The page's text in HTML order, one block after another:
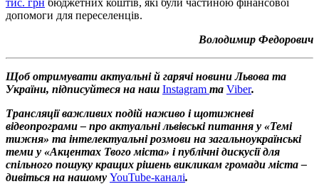
допомоги для переселенців.
Володимир Федорович
Щоб отримувати актуальні й гарячі новини Львова та
України, підписуйтеся на наш Instagram та Viber.
Трансляції важливих подій наживо і щотижневі
відеопрограми – про актуальні львівські питання у «Темі
тижня» та інтелектуальні розмови на загальноукраїнські
теми у «Акцентах Твого міста» і публічні дискусії для
спільного пошуку кращих рішень викликам громади міста –
дивіться на нашому YouTube-каналі.